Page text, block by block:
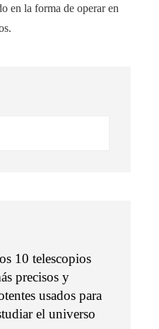
en la forma de operar en
10 telescopios
precisos y
usados para
el universo